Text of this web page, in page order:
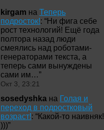
kirgam на Теперь
подросток!: “Ни фига себе
рост технологий! Ещё года
полтора назад люди
смеялись над роботами-
генераторами текста, а
теперь сами вынуждены
сами им…”
Окт 3, 23:21
sosedyshka на Голая и
переход в подростковый
возраст!: “Какой-то наивняк!
)))”